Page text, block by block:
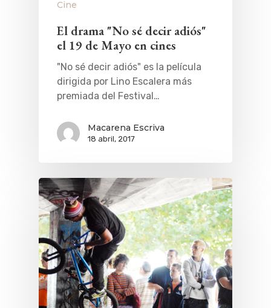
Cine
El drama "No sé decir adiós"
el 19 de Mayo en cines
"No sé decir adiós" es la película
dirigida por Lino Escalera más
premiada del Festival…
Macarena Escriva
18 abril, 2017